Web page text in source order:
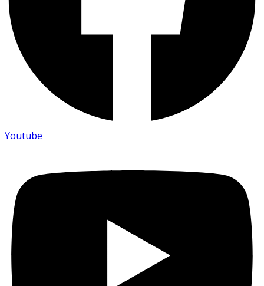
Youtube